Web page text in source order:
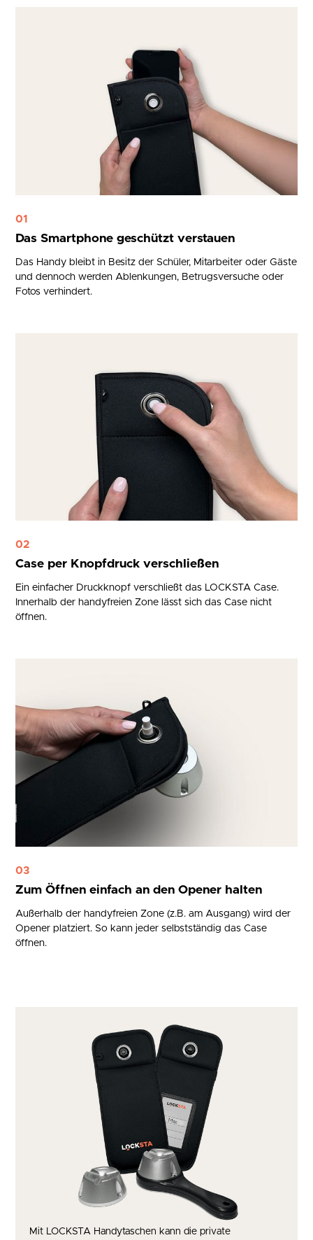
01
Das Smartphone geschützt verstauen
Das Handy bleibt in Besitz der Schüler, Mitarbeiter oder Gäste
und dennoch werden Ablenkungen, Betrugsversuche oder
Fotos verhindert.
02
Case per Knopfdruck verschließen
Ein einfacher Druckknopf verschließt das LOCKSTA Case.
Innerhalb der handyfreien Zone lässt sich das Case nicht
öffnen.
03
Zum Öffnen einfach an den Opener halten
Außerhalb der handyfreien Zone (z.B. am Ausgang) wird der
Opener platziert. So kann jeder selbstständig das Case
öffnen.
Mit LOCKSTA Handytaschen kann die private